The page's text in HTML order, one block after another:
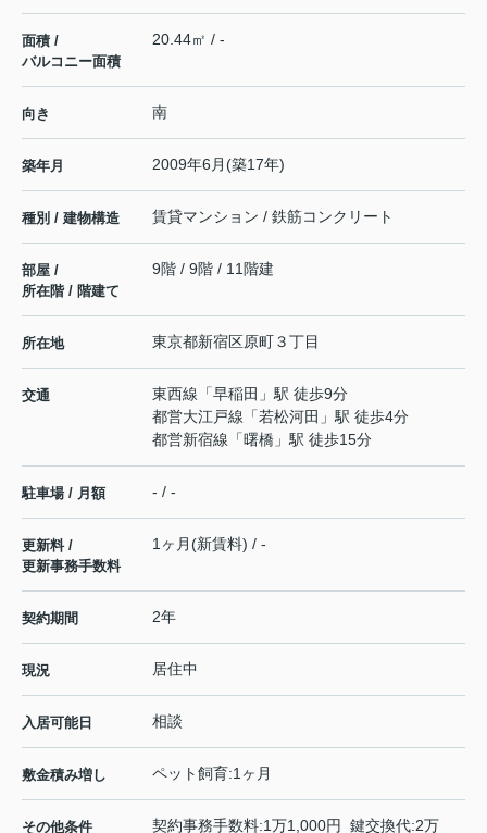
面積 /
バルコニー面積
20.44㎡ / -
向き 南
築年月 2009年6月(築17年)
種別 / 建物構造 賃貸マンション / 鉄筋コンクリート
部屋 /
所在階 / 階建て
9階 / 9階 / 11階建
所在地 東京都新宿区原町３丁目
交通 東西線 「早稲田 」駅 徒歩9分
都営大江戸線 「若松河田 」駅 徒歩4分
都営新宿線 「曙橋 」駅 徒歩15分
駐車場 / 月額 - / -
更新料 /
更新事務手数料
1ヶ月(新賃料) / -
契約期間 2年
現況 居住中
入居可能日 相談
敷金積み増し ペット飼育:1ヶ月
その他条件
契約事務手数料:1万1,000円 鍵交換代:2万